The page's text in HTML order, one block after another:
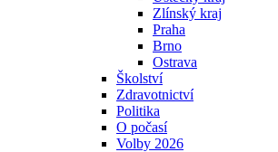
Zlínský kraj
Praha
Brno
Ostrava
Školství
Zdravotnictví
Politika
O počasí
Volby 2026